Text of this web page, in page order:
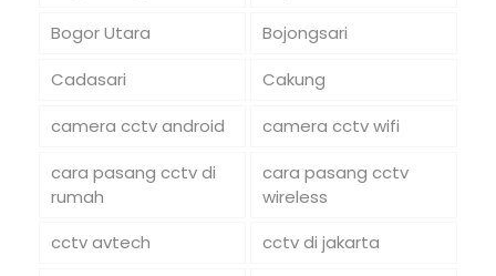
Bogor Utara
Bojongsari
Cadasari
Cakung
camera cctv android
camera cctv wifi
cara pasang cctv di
rumah
cara pasang cctv
wireless
cctv avtech
cctv di jakarta